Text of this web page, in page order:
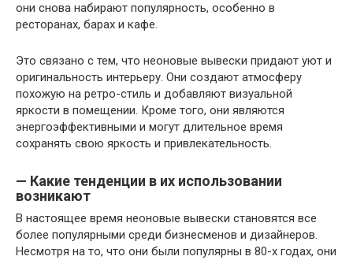
они снова набирают популярность, особенно в
ресторанах, барах и кафе.
Это связано с тем, что неоновые вывески придают уют и
оригинальность интерьеру. Они создают атмосферу
похожую на ретро-стиль и добавляют визуальной
яркости в помещении. Кроме того, они являются
энергоэффективными и могут длительное время
сохранять свою яркость и привлекательность.
— Какие тенденции в их использовании
возникают
В настоящее время неоновые вывески становятся все
более популярными среди бизнесменов и дизайнеров.
Несмотря на то, что они были популярны в 80-х годах, они